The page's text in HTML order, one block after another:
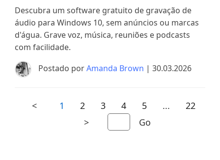
Descubra um software gratuito de gravação de
áudio para Windows 10, sem anúncios ou marcas
d'água. Grave voz, música, reuniões e podcasts
com facilidade.
Postado porAmanda Brown | 30.03.2026
< 1 2 3 4 5 ...
22
>
Go